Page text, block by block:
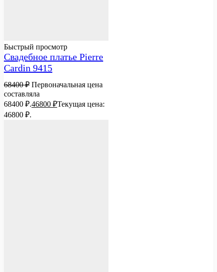
Быстрый просмотр
Свадебное платье Pierre
Cardin 9415
68400₽ Первоначальная цена
составляла
68400 ₽.46800 ₽Текущая цена:
46800 ₽.